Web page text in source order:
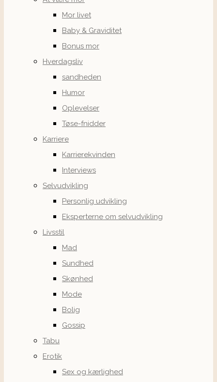
Mor livet
Baby & Graviditet
Bonus mor
Hverdagsliv
sandheden
Humor
Oplevelser
Tøse-fnidder
Karriere
Karrierekvinden
Interviews
Selvudvikling
Personlig udvikling
Eksperterne om selvudvikling
Livsstil
Mad
Sundhed
Skønhed
Mode
Bolig
Gossip
Tabu
Erotik
Sex og kærlighed